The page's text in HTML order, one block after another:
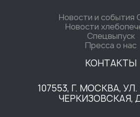
Новости и события
Новости
Спецвыпуск
Пресса о нас
КОНТАКТЫ
107553, Г. МОСКВА,
ЧЕРКИЗОВСКАЯ,